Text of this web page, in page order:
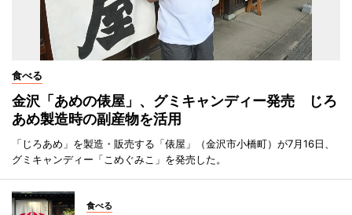
食べる
金沢「あめの俵屋」、グミキャンディー発売 じろ
あめ製造時の副産物を活用
「じろあめ」を製造・販売する「俵屋」（金沢市小橋町）が7月16日、
グミキャンディー「こめぐみこ」を発売した。
食べる